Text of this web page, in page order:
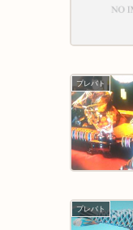
プレバト
プレバト